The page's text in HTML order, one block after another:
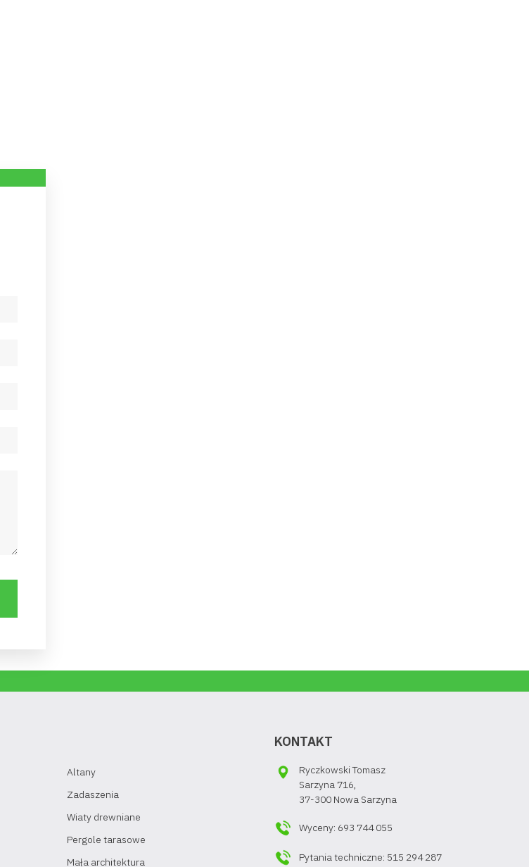
Altany
Zadaszenia
Wiaty drewniane
Pergole tarasowe
Mała architektura
KONTAKT
Ryczkowski Tomasz
Sarzyna 716,
37-300 Nowa Sarzyna
Wyceny: 693 744 055
Pytania techniczne: 515 294 287